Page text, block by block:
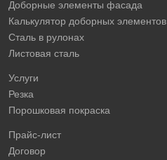
Доборные элементы фасада
Калькулятор доборных элементов
Сталь в рулонах
Листовая сталь
Услуги
Резка
Порошковая покраска
Прайс-лист
Договор